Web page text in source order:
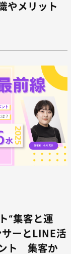
やメリット
“集客と運
ーとLINE活
ト 集客か